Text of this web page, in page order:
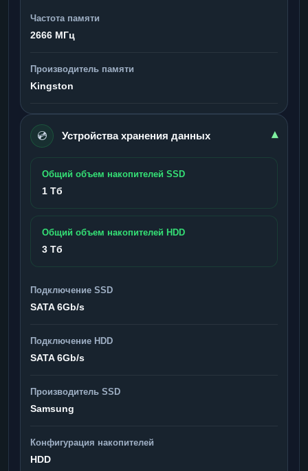
Частота памяти
2666 МГц
Производитель памяти
Kingston
💿 Устройства хранения данных ▾
Общий объем накопителей SSD
1 Тб
Общий объем накопителей HDD
3 Тб
Подключение SSD
SATA 6Gb/s
Подключение HDD
SATA 6Gb/s
Производитель SSD
Samsung
Конфигурация накопителей
HDD